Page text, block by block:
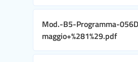
Mod.-B5-Programma-
maggio+%281%29.pdf